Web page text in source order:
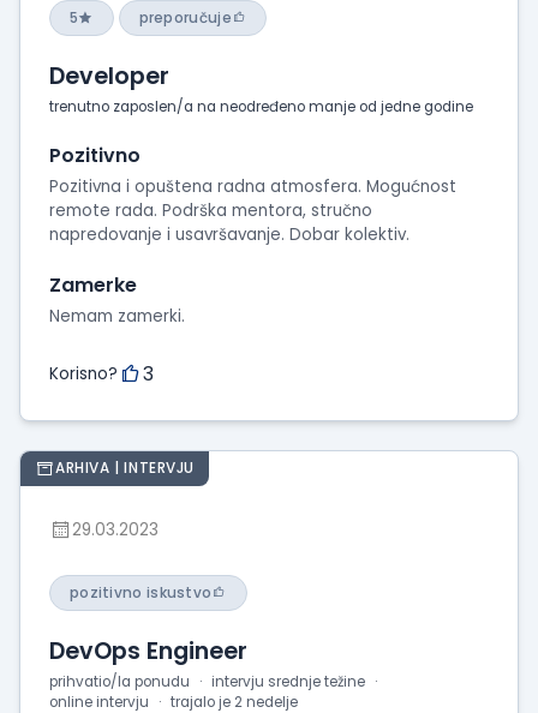
5 preporučuje
Developer
trenutno zaposlen/a na neodređeno manje od jedne godine
Pozitivno
Pozitivna i opuštena radna atmosfera. Mogućnost
remote rada. Podrška mentora, stručno
napredovanje i usavršavanje. Dobar kolektiv.
Zamerke
Nemam zamerki.
Korisno? 3
ARHIVA | INTERVJU
29.03.2023
pozitivno iskustvo
DevOps Engineer
prihvatio/la ponudu
intervju srednje težine
online intervju
trajalo je 2 nedelje